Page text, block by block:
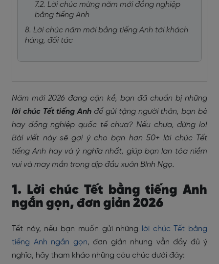
7.2. Lời chúc mừng năm mới đồng nghiệp
bằng tiếng Anh
8. Lời chúc năm mới bằng tiếng Anh tới khách
hàng, đối tác
Năm mới 2026 đang cận kề, bạn đã chuẩn bị những
lời chúc Tết tiếng Anh để gửi tặng người thân, bạn bè
hay đồng nghiệp quốc tế chưa? Nếu chưa, đừng lo!
Bài viết này sẽ gợi ý cho bạn hơn 50+ lời chúc Tết
tiếng Anh hay và ý nghĩa nhất, giúp bạn lan tỏa niềm
vui và may mắn trong dịp đầu xuân Bính Ngọ.
1. Lời chúc Tết bằng tiếng Anh
ngắn gọn, đơn giản 2026
Tết này, nếu bạn muốn gửi những
lời chúc Tết bằng
tiếng Anh ngắn gọn, đơn giản nhưng vẫn đầy đủ ý
nghĩa, hãy tham khảo những câu chúc dưới đây: